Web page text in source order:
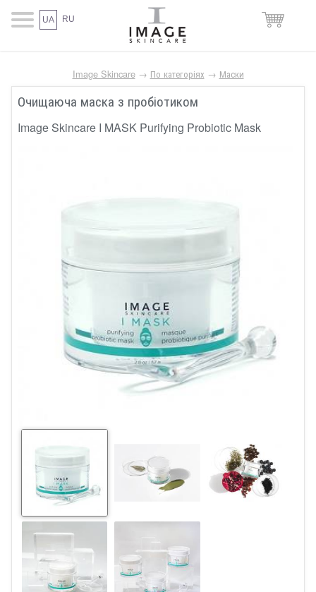
UA RU
Image Skincare → По категоріях → Маски
Очищаюча маска з пробіотиком
Image Skincare I MASK Purifying Probiotic Mask